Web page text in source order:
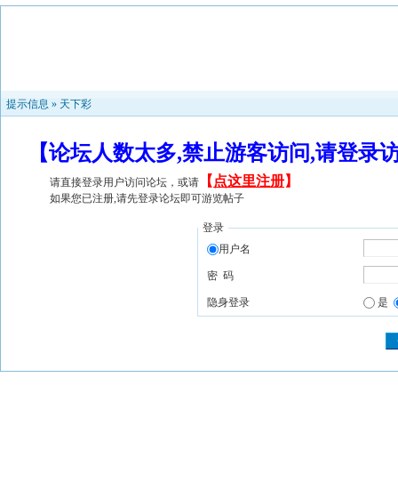
提示信息 » 天下彩
【论坛人数太多,禁止游客访问,请登
请直接登录用户访问论坛，或请 【 点这里注册】
如果您已注册,请先登录论坛即可游览帖子
登录
用户名
密 码
隐身登录 是